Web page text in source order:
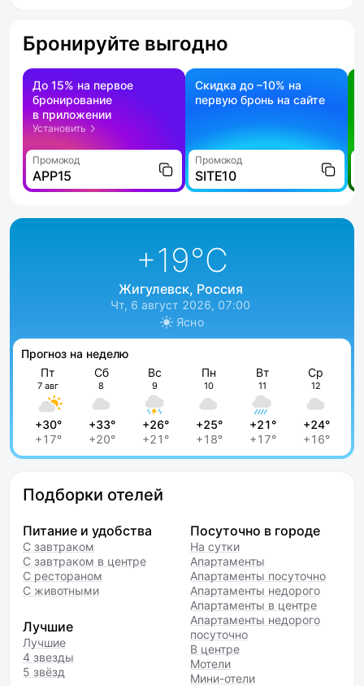
Бронируйте выгодно
До 15% на первое
бронирование
в приложении
Установить
Промокод
APP15
Скидка до –10% на
первую бронь на сайте
Промокод
SITE10
+19°C
Жигулевск, Россия
Чт, 6 август 2026, 07:00
Ясно
Прогноз на неделю
Пт
7 авг
+30°
+17°
Сб
8
+33°
+20°
Вс
9
+26°
+21°
Пн
10
+25°
+18°
Вт
11
+21°
+17°
Ср
12
+24°
+16°
Подборки отелей
Питание и удобства
С завтраком
С завтраком в центре
С рестораном
С животными
Лучшие
Лучшие
4 звезды
5 звёзд
Посуточно в городе
На сутки
Апартаменты
Апартаменты посуточно
Апартаменты недорого
Апартаменты в центре
Апартаменты недорого
посуточно
В центре
Мотели
Мини-отели